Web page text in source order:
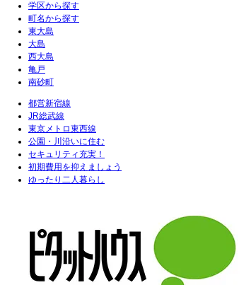
学区から探す
町名から探す
東大島
大島
西大島
亀戸
南砂町
都営新宿線
JR総武線
東京メトロ東西線
公園・川沿いに住む
セキュリティ充実！
初期費用を抑えましょう
ゆったり二人暮らし